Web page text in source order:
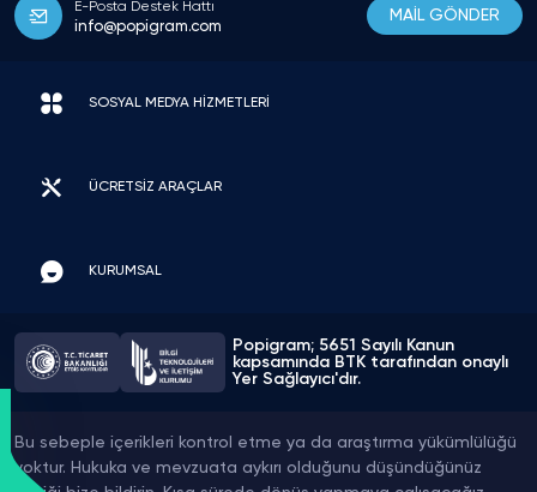
E-Posta Destek Hattı
info@popigram.com
MAİL GÖNDER
SOSYAL MEDYA HİZMETLERİ
ÜCRETSİZ ARAÇLAR
KURUMSAL
Popigram; 5651 Sayılı Kanun
kapsamında BTK tarafından onaylı
Yer Sağlayıcı'dır.
Bu sebeple içerikleri kontrol etme ya da araştırma yükümlülüğü
yoktur. Hukuka ve mevzuata aykırı olduğunu düşündüğünüz